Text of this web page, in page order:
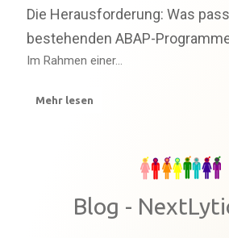
Die Herausforderung: Was
bestehenden ABAP-
Im Rahmen einer...
Mehr lesen
Blog -